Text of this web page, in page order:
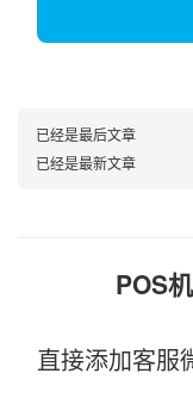
已经是最后文章
已经是最新文章
POS
直接添加客服